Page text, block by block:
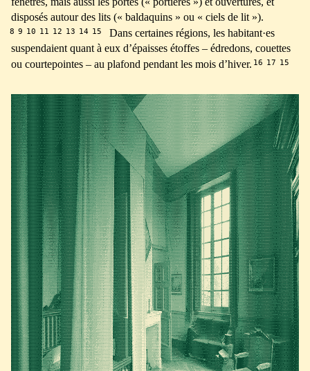
disposés autour des lits (« baldaquins » ou « ciels de lit »).
8 9 10 11 12 13 14 15
Dans certaines régions, les habitant·es
suspendaient quant à eux d’épaisses étoffes – édredons, couettes
ou courtepointes – au plafond pendant les mois d’hiver.16 17 15